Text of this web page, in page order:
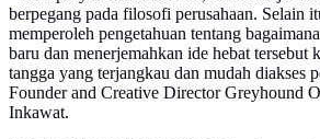
berpegang pada filosofi perusahaan. Selain
memperoleh pengetahuan tentang
baru dan menerjemahkan ide hebat tersebut
tangga yang terjangkau dan mudah diakses
Founder and Creative Director Greyhound
Inkawat.